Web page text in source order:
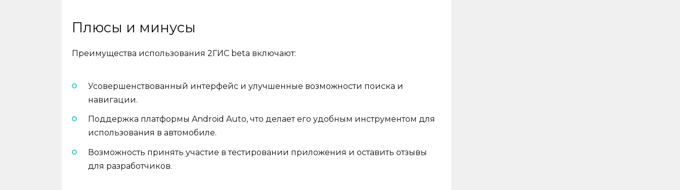
Плюсы и минусы
Преимущества использования 2ГИС beta включают:
Усовершенствованный интерфейс и улучшенные возможности поиска и
навигации.
Поддержка платформы Android Auto, что делает его удобным инструментом для
использования в автомобиле.
Возможность принять участие в тестировании приложения и оставить отзывы
для разработчиков.